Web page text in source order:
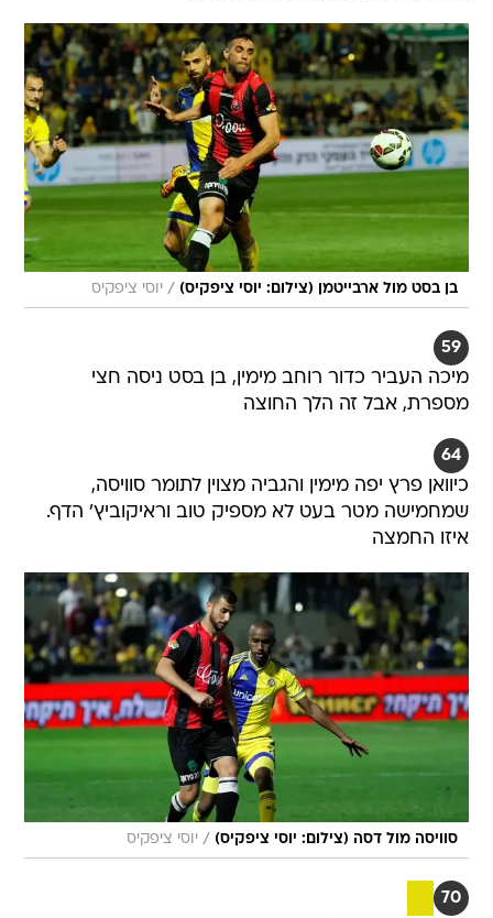
בן בסט מול ארבייטמן (צילום: יוסי ציפקיס) / יוסי ציפקיס
59
מיכה העביר כדור רוחב מימין, בן בסט ניסה חצי
מספרת, אבל זה הלך החוצה
64
כיוואן פרץ יפה מימין והגביה מצוין לתומר סוויסה,
שמחמישה מטר בעט לא מספיק טוב וראיקוביץ' הדף.
איזו החמצה
סוויסה מול דסה (צילום: יוסי ציפקיס) / יוסי ציפקיס
70